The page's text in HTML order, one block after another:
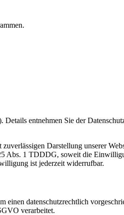
entnehmen Sie der
Darstellung unserer
Abs. 1 TDDDG, soweit die
ist jederzeit widerrufbar.
einen datenschutzrechtlich
verarbeitet.